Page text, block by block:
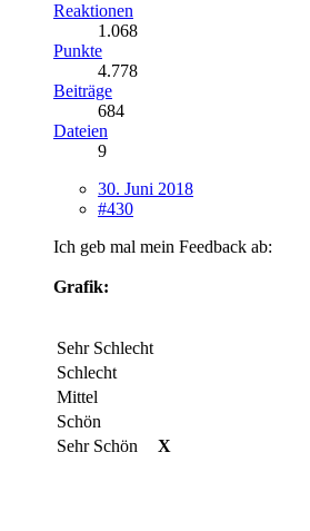
Reaktionen
1.068
Punkte
4.778
Beiträge
684
Dateien
9
30. Juni 2018
#430
Ich geb mal mein Feedback ab:
Grafik:
Sehr Schlecht
Schlecht
Mittel
Schön
Sehr Schön
X